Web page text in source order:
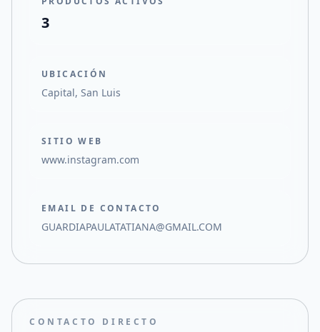
3
UBICACIÓN
Capital, San Luis
SITIO WEB
www.instagram.com
EMAIL DE CONTACTO
GUARDIAPAULATATIANA@GMAIL.COM
CONTACTO DIRECTO